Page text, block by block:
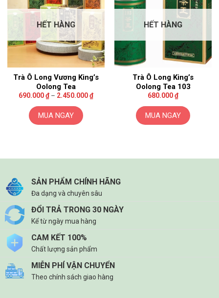
HẾT HÀNG
Trà Ô Long Vương King’s
Oolong Tea
690.000₫ – 2.450.000₫Khoảng
giá:
MUA NGAY
có
biến
thể.
tùy
chọn
có
thể
được
chọn
trên
HẾT HÀNG
Trà Ô Long King’s
Oolong Tea 103
680.000₫
MUA NGAY
SẢN PHẨM CHÍNH HÃNG
Đa dạng và chuyên sâu
ĐỔI TRẢ TRONG 30 NGÀY
Kể từ ngày mua hàng
CAM KẾT 100%
Chất lượng sản phẩm
MIỄN PHÍ VẬN CHUYỂN
Theo chính sách giao hàng